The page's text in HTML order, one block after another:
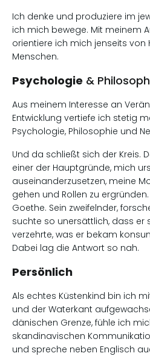
Ich denke und produziere im
ich mich bewege. Mit meinem
orientiere ich mich jenseits von
Menschen.
Psychologie &
Aus meinem Interesse an
Entwicklung vertiefe ich stetig
Psychologie, Philosophie und
Und da schließt sich der Kreis.
einer der Hauptgründe, mich
auseinanderzusetzen, meine
gehen und Rollen zu
Goethe. Sein zweifelnder,
suchte so unersättlich, dass er
verzehrte, was er bekam
Dabei lag die Antwort so nah.
Persönlich
Als echtes Küstenkind bin ich
und der Waterkant
dänischen Grenze, fühle ich
skandinavischen
und spreche neben Englisch